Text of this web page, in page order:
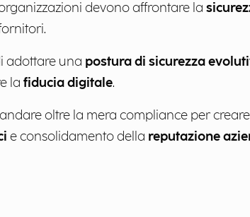
devono affrontare la
adottare una postura di sicurezza
la fiducia digitale.
oltre la mera compliance per
e consolidamento della reputazione